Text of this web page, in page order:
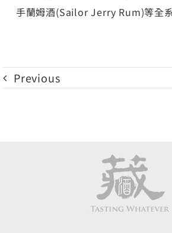
手蘭姆酒(Sailor Jerry Rum)等全
Previous